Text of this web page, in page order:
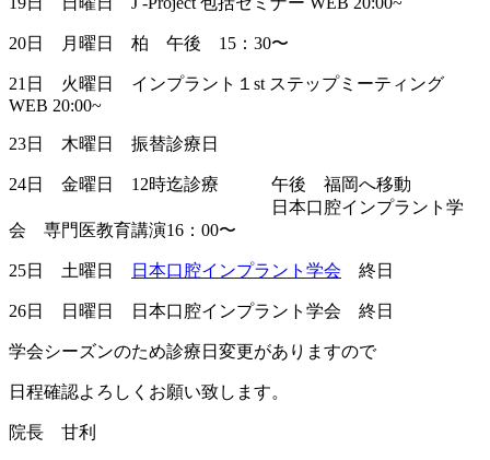
20日 月曜日 柏 午後 15：30〜
21日 火曜日 インプラント１st ステップミーティング
WEB 20:00~
23日 木曜日 振替診療日
24日 金曜日 12時迄診療 午後 福岡へ移動
日本口腔インプラント学
会 専門医教育講演16：00〜
25日 土曜日 日本口腔インプラント学会 終日
26日 日曜日 日本口腔インプラント学会 終日
学会シーズンのため診療日変更がありますので
日程確認よろしくお願い致します。
院長 甘利